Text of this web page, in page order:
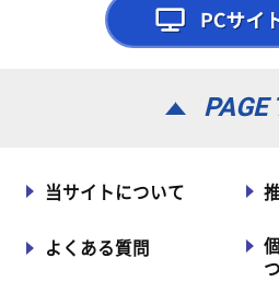
PAGE
当サイトについて
よくある質問